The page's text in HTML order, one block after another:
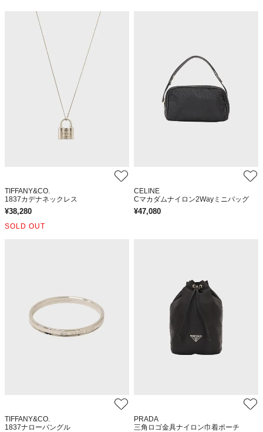
TIFFANY&CO.
1837カデナネックレス
¥38,280
SOLD OUT
CELINE
Cマカダムナイロン2Wayミニバッグ
¥47,080
TIFFANY&CO.
1837ナローバングル
PRADA
三角ロゴ金具ナイロン巾着ポーチ